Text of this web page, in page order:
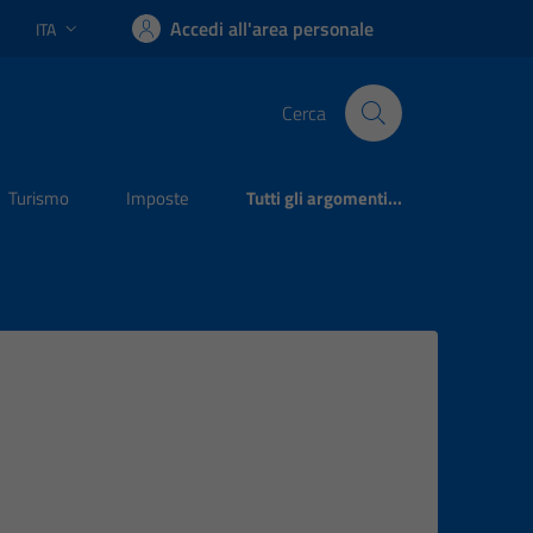
Lingua attiva:
ITA Accedi all'area personale
Cerca
Turismo Imposte Tutti gli argomenti...